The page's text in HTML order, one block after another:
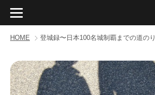
HOME 登城録〜日本100名城制覇までの道のり